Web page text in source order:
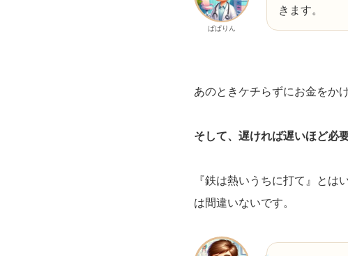
ぱぱりん
きます。
あのときケチらずにお金をか
そして、遅ければ遅いほど必
『鉄は熱いうちに打て』と
は間違いないです。